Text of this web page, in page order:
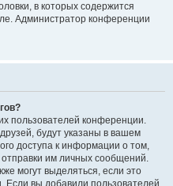
в которых содержится
Администратор конференции
пользователей конференции.
будут указаны в вашем
доступа к информации о том,
отправки им личных сообщений.
могут выделяться, если это
вы добавили пользователей